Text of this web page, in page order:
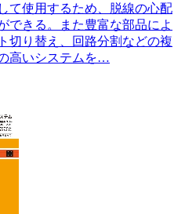
て使用するため、脱線の心配
できる。また豊富な部品によ
切り替え、回路分割などの複
高いシステムを…